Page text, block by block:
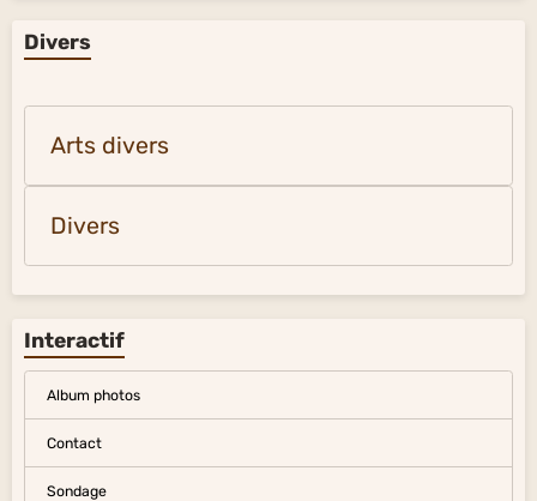
Divers
Arts divers
Divers
Interactif
Album photos
Contact
Sondage